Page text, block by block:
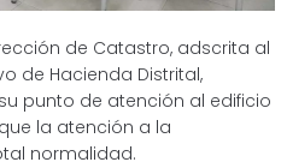
de Catastro, adscrita al
de Hacienda Distrital,
punto de atención al edificio
la atención a la
normalidad.